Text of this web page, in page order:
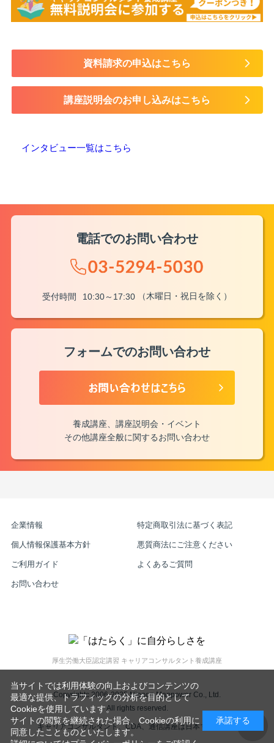
資料請求の申込はこちら
講座説明会のお申し込みはこちら
インタビュー一覧はこちら
電話でのお問い合わせ
受付時間 10:30～17:30 （木曜日・祝日を除く）
フォームでのお問い合わせ
養成講座、講座説明会・イベント
その他講座全般に関するお問い合わせ
厚生労働大臣認定講習 キャリアコンサルタント養成講座
企業情報 特定商取引法に基づく表記
個人情報保護基本方針 悪質商法にご注意ください
ご利用ガイド よくあるご質問
お問い合わせ
Copyrightc 2006-2025 Nippon Manpower Co., Ltd.
All rights reserved.
キャリアコンサルタント、CDA、通信講座は日本マンパワー
当サイトでは利用体験の向上およびコンテンツの
最適な提供、トラフィックの分析を目的として
Cookieを使用しています。
サイトの閲覧を継続された場合、Cookieの利用に
同意したことものといたします。
承諾する